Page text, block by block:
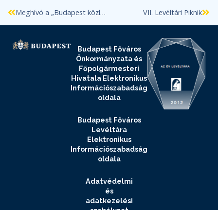
Meghívó a „Budapest közlekedik” című kiállítás megnyitójára VII. Levéltári Piknik
Budapest Főváros
Önkormányzata és
Főpolgármesteri
Hivatala Elektronikus
Információszabadság
oldala
Budapest Főváros
Levéltára
Elektronikus
Információszabadság
oldala
Adatvédelmi
és
adatkezelési